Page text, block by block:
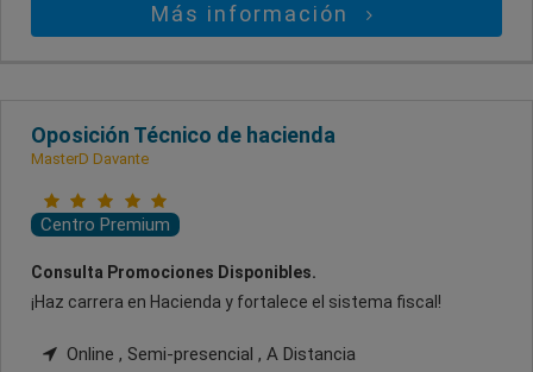
Más información
Oposición Técnico de hacienda
MasterD Davante
Centro Premium
Consulta Promociones Disponibles.
¡Haz carrera en Hacienda y fortalece el sistema fiscal!
Online , Semi-presencial , A Distancia